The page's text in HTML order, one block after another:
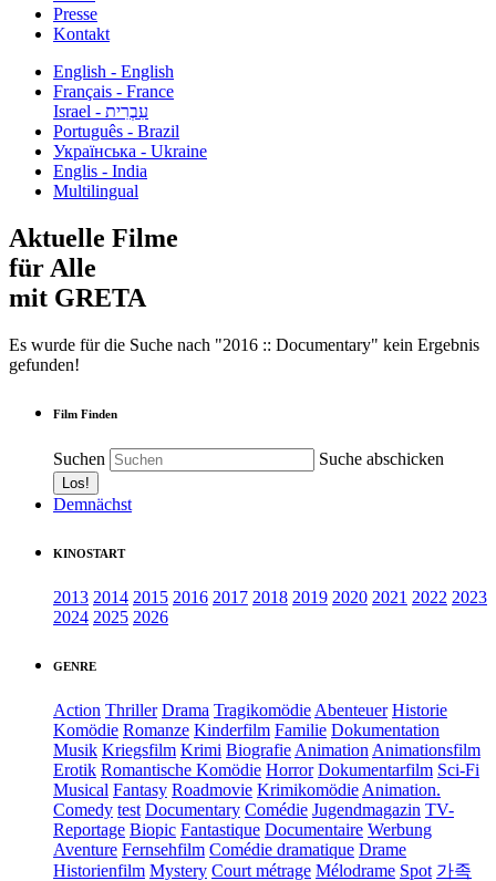
Presse
Kontakt
English - English
Français - France
עִבְרִית - Israel
Português - Brazil
Українська - Ukraine
Englis - India
Multilingual
Aktuelle Filme
für Alle
mit GRETA
Es wurde für die Suche nach "2016 :: Documentary" kein Ergebnis
gefunden!
Film Finden
Suchen Suche abschicken
Demnächst
KINOSTART
2013 2014 2015 2016 2017 2018 2019 2020 2021 2022 2023
2024 2025 2026
GENRE
Action Thriller Drama Tragikomödie Abenteuer Historie
Komödie Romanze Kinderfilm Familie Dokumentation
Musik Kriegsfilm Krimi Biografie Animation Animationsfilm
Erotik Romantische Komödie Horror Dokumentarfilm Sci-Fi
Musical Fantasy Roadmovie Krimikomödie Animation.
Comedy test Documentary Comédie Jugendmagazin TV-
Reportage Biopic Fantastique Documentaire Werbung
Aventure Fernsehfilm Comédie dramatique Drame
Historienfilm Mystery Court métrage Mélodrame Spot 가족